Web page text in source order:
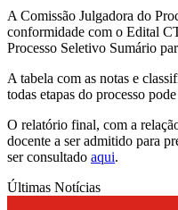
A Comissão Julgadora do
conformidade com o Edital
Processo Seletivo Sumário
A tabela com as notas e
todas etapas do processo
O relatório final, com a
docente a ser admitido para
ser consultado aqui.
Últimas Notícias